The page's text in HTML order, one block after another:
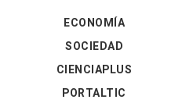
ECONOMÍA
SOCIEDAD
CIENCIAPLUS
PORTALTIC